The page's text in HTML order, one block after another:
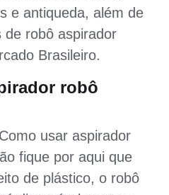
e antiqueda, além de
de robô aspirador
Brasileiro.
robô
usar aspirador
fique por aqui que
de plástico, o robô